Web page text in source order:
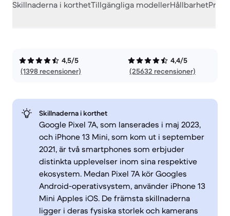
Skillnaderna i korthetTillgängliga modellerHållbarhet
4,5/5
(1398 recensioner)
4,4/5
(25632 recensioner)
Skillnaderna i korthet
Google Pixel 7A, som lanserades i maj 2023,
och iPhone 13 Mini, som kom ut i september
2021, är två smartphones som erbjuder
distinkta upplevelser inom sina respektive
ekosystem. Medan Pixel 7A kör Googles
Android-operativsystem, använder iPhone 13
Mini Apples iOS. De främsta skillnaderna
ligger i deras fysiska storlek och kamerans